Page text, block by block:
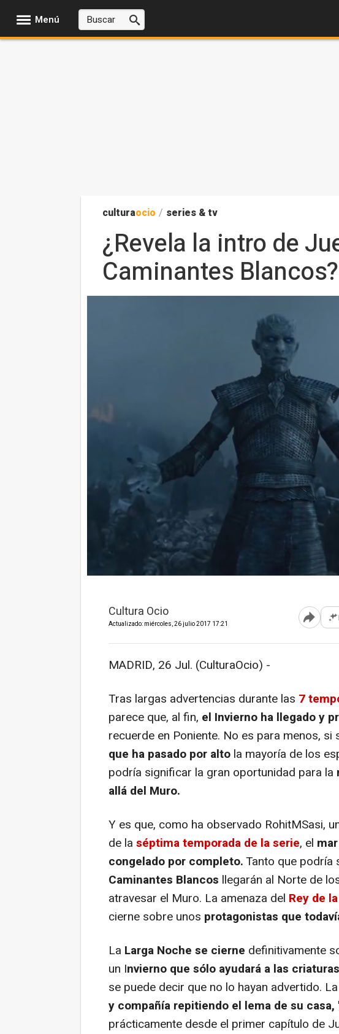
Menú
culturaocio / series & tv
¿Revela la intro de
Caminantes Blancos?
Cultura Ocio
Actualizado: miércoles, 26 julio 2017 17:21 Abrir
MADRID, 26 Jul. (CulturaOcio) -
Tras largas advertencias durante las 7
parece que, al fin, el Invierno ha llegado y
recuerde en Poniente. No es para menos, si
que ha pasado por alto la mayoría de los
podría significar la gran oportunidad para la
allá del Muro.
Y es que, como ha observado RohitMSasi,
de la séptima temporada de la serie, el
congelado por completo.Tanto que podría
Caminantes Blancos llegarán al Norte de
atravesar el Muro. La amenaza del Rey de
cierne sobre unos protagonistas que
La Larga Noche se cierne definitivamente
un Invierno que sólo ayudará a las
se puede decir que no lo hayan advertido.
y compañía repitiendo el lema de su
prácticamente desde el primer capítulo de